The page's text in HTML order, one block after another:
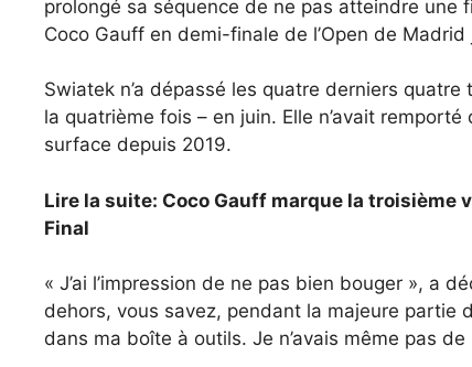
prolongé sa séquence de ne pas atteindre
Coco Gauff en demi-finale de l’Open de Madrid
Swiatek n’a dépassé les quatre derniers quatre
la quatrième fois – en juin. Elle n’avait
surface depuis 2019.
Lire la suite: Coco Gauff marque la
Final
« J’ai l’impression de ne pas bien bouger », a
dehors, vous savez, pendant la majeure partie
dans ma boîte à outils. Je n’avais même pas